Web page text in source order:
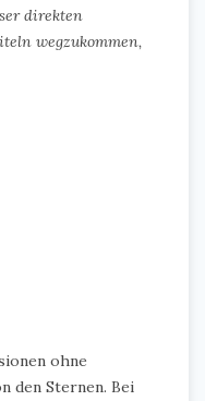
direkten
wegzukommen,
ohne
den Sternen. Bei